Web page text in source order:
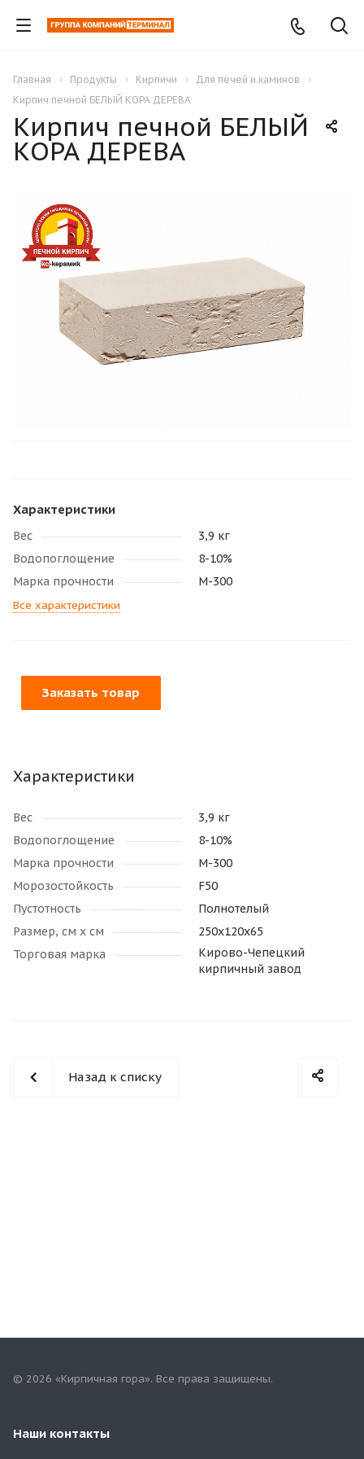
Главная Продукты Кирпичи
Для печей и каминов
Кирпич печной БЕЛЫЙ КОРА ДЕРЕВА
Кирпич печной БЕЛЫЙ
КОРА ДЕРЕВА
Характеристики
Вес
3,9 кг
Водопоглощение
8-10%
Марка прочности
М-300
Все характеристики
Заказать товар
Характеристики
Вес
3,9 кг
Водопоглощение
8-10%
Марка прочности
М-300
Морозостойкость
F50
Пустотность
Полнотелый
Размер, см х см
250х120х65
Торговая марка
Кирово-Чепецкий
кирпичный завод
Назад к списку
© 2026 «Кирпичная гора». Все права защищены.
Наши контакты